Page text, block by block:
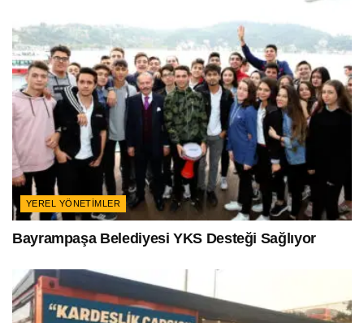
YEREL YÖNETIMLER
Bayrampaşa Belediyesi YKS Desteği Sağlıyor